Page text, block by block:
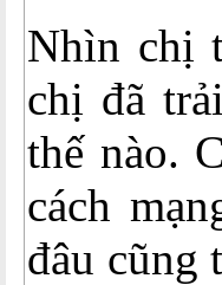
Nhìn chị
chị đã
thế nào.
cách
đâu cũng